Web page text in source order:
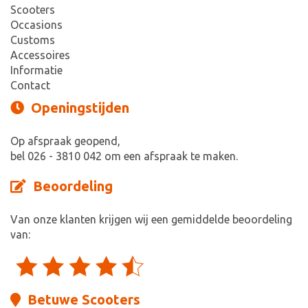
Scooters
Occasions
Customs
Accessoires
Informatie
Contact
Openingstijden
Op afspraak geopend,
bel 026 - 3810 042 om een afspraak te maken.
Beoordeling
Van onze klanten krijgen wij een gemiddelde beoordeling
van:
Betuwe Scooters